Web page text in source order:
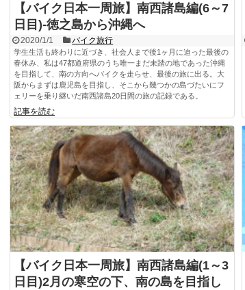
【バイク日本一周旅】南西諸島編(6～7
日目)-徳之島から沖縄へ
2020/1/1 バイク旅行
学生生活も終わりに近づき、社会人まで後1ヶ月に迫った最後の
春休み、私は47都道府県のうち唯一まだ未踏の地であった沖縄
を目指して、南の方向へバイクを走らせ、最後の旅に出る。大
阪からまずは鹿児島を目指し、そこから幾つかの島づたいにフ
ェリーを乗り継いだ南西諸島20日間の旅の記録である。
記事を読む
【バイク日本一周旅】南西諸島編(1～3
日目)2月の寒空の下、南の島を目指し